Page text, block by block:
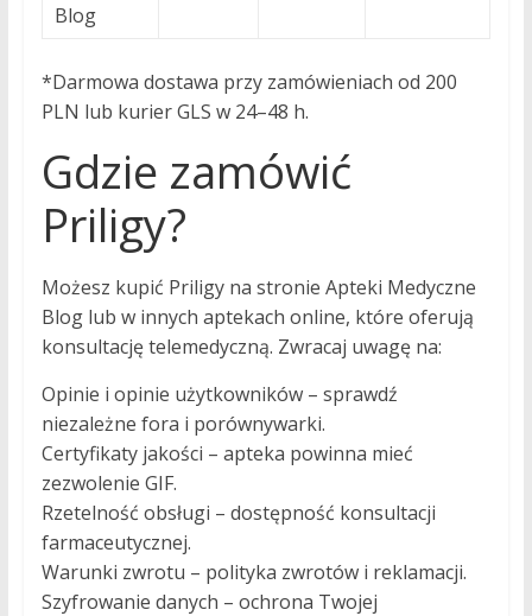
Blog
*Darmowa dostawa przy zamówieniach od 200
PLN lub kurier GLS w 24–48 h.
Gdzie zamówić
Priligy?
Możesz kupić Priligy na stronie Apteki Medyczne
Blog lub w innych aptekach online, które oferują
konsultację telemedyczną. Zwracaj uwagę na:
Opinie i opinie użytkowników – sprawdź
niezależne fora i porównywarki.
Certyfikaty jakości – apteka powinna mieć
zezwolenie GIF.
Rzetelność obsługi – dostępność konsultacji
farmaceutycznej.
Warunki zwrotu – polityka zwrotów i reklamacji.
Szyfrowanie danych – ochrona Twojej